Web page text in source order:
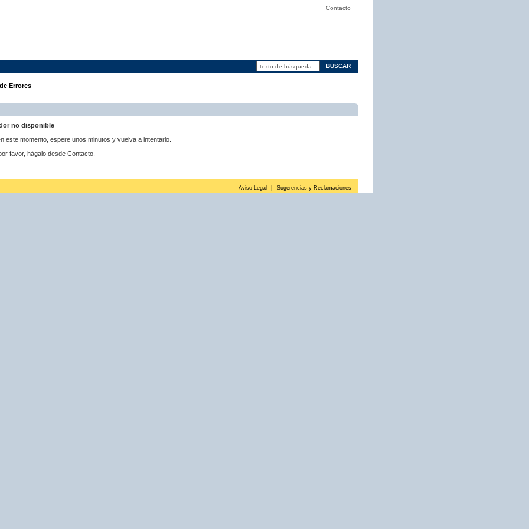
Contacto
Errores
no disponible
este momento, espere unos minutos y vuelva a intentarlo.
favor, hágalo desde Contacto.
Aviso Legal Sugerencias y Reclamaciones